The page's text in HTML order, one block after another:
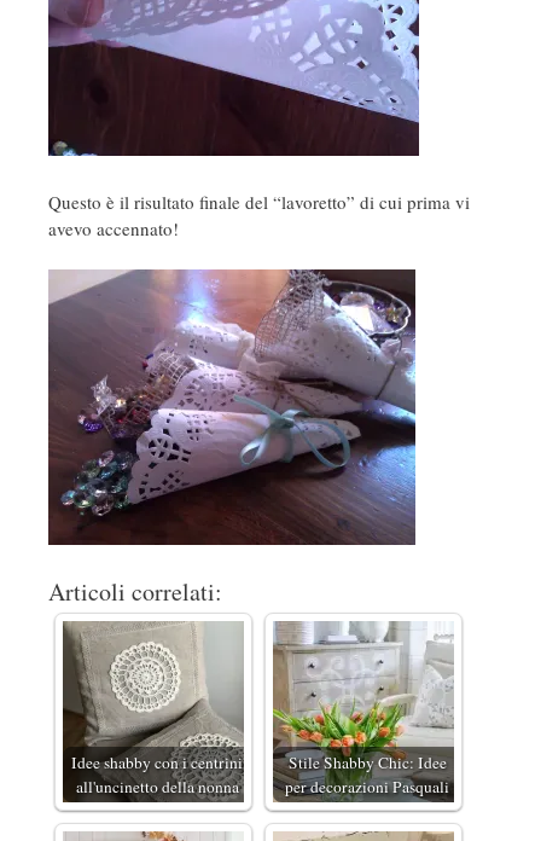
Questo è il risultato finale del “lavoretto” di cui prima vi
avevo accennato!
Articoli correlati:
Idee shabby con i centrini
all'uncinetto della nonna
Stile Shabby Chic: Idee
per decorazioni Pasquali